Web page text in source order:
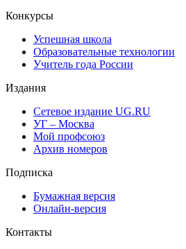
Конкурсы
Успешная школа
Образовательные технологии
Учитель года России
Издания
Сетевое издание UG.RU
УГ – Москва
Мой профсоюз
Архив номеров
Подписка
Бумажная версия
Онлайн-версия
Контакты